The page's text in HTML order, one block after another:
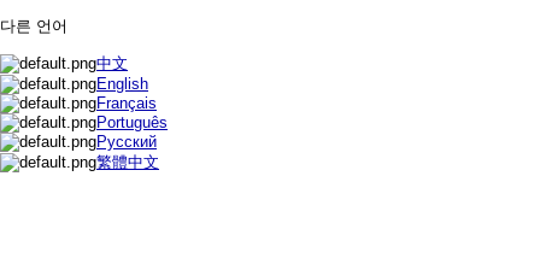
다른 언어
中文
English
Français
Português
Русский
繁體中文